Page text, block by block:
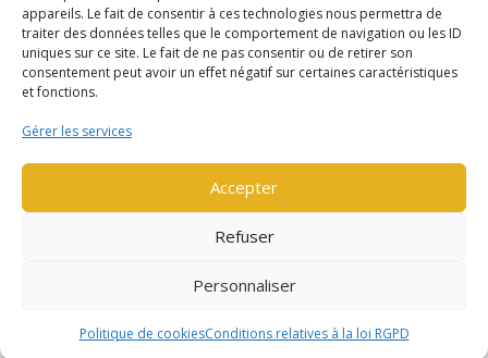
appareils. Le fait de consentir à ces technologies nous permettra de
traiter des données telles que le comportement de navigation ou les ID
uniques sur ce site. Le fait de ne pas consentir ou de retirer son
consentement peut avoir un effet négatif sur certaines caractéristiques
et fonctions.
Gérer les services
Accepter
Refuser
Personnaliser
Politique de cookiesConditions relatives à la loi RGPD
ERP16VT
MWB (3288)
ROUES 1,6 tonne
fabrication
(579)
FRONTAL ELEC 3
2008
Lire la suite